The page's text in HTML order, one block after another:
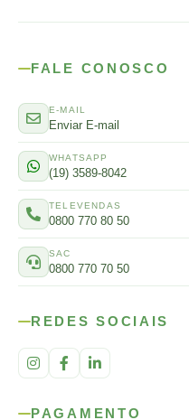
FALE CONOSCO
E-MAIL
Enviar E-mail
WHATSAPP
(19) 3589-8042
TELEVENDAS
0800 770 80 50
SAC
0800 770 70 50
REDES SOCIAIS
PAGAMENTO